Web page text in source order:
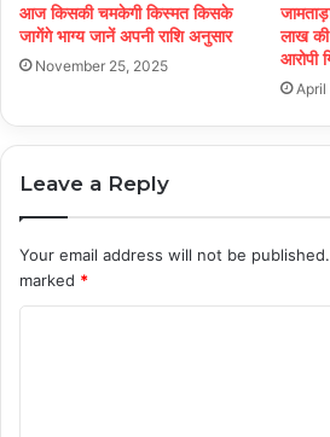
आज किसकी चमकेगी किस्मत किसके
जागेंगे भाग्य जानें अपनी राशि अनुसार
November 25, 2025
लाख
आरोपी
April
Leave a Reply
Your email address will not be published.
marked *